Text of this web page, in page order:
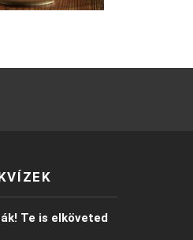
Te is elköveted